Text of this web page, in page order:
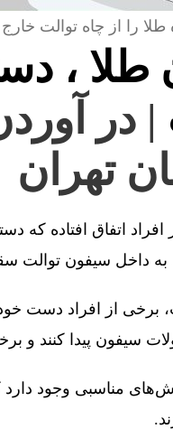
را از چاه توالت
طلا ،
| در
تهران
افراد اتفاق افتاده که
داخل سیفون توالت
برخی از افراد دست
سیفون پیدا کنند و
مناسبی وجود دارد